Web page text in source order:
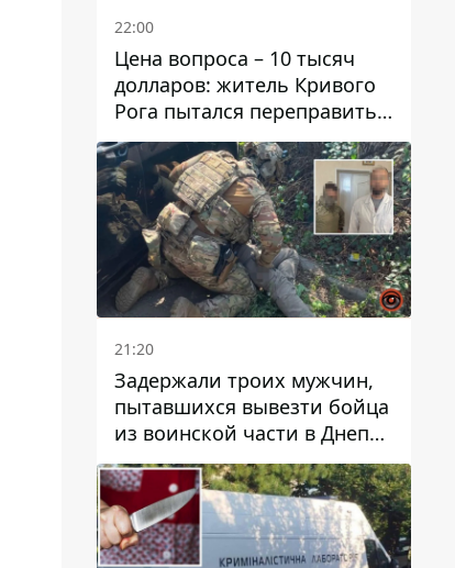
22:00
Цена вопроса – 10 тысяч
долларов: житель Кривого
Рога пытался переправить
мужчину в Словакию
21:20
Задержали троих мужчин,
пытавшихся вывезти бойца
из воинской части в Днепр
за 7 тысяч долларов: среди
них был врач